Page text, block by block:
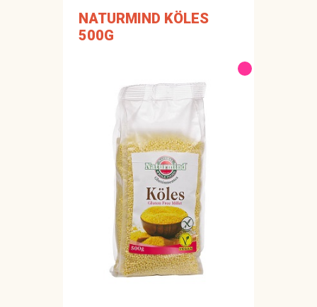
NATURMIND KÖLES
500G